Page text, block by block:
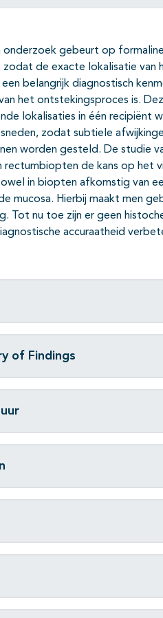
gebeurt op
zodat de exacte lokalisatie
belangrijk diagnostisch
het ontstekingsproces is.
lokalisaties in één recipiënt
zodat subtiele
worden gesteld. De studie
rectumbiopten de kans op het
in biopten afkomstig van
mucosa. Hierbij maakt men
Tot nu toe zijn er geen
accuraatheid
of Findings